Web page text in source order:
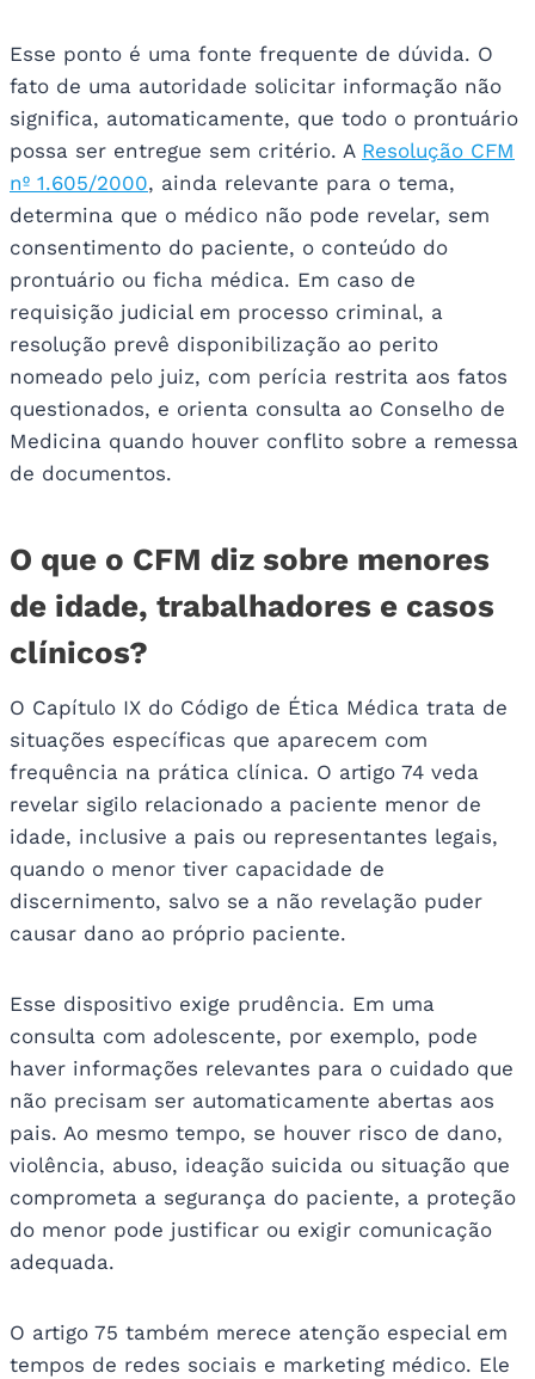
Esse ponto é uma fonte frequente de dúvida. O
fato de uma autoridade solicitar informação não
significa, automaticamente, que todo o prontuário
possa ser entregue sem critério. A Resolução CFM
nº 1.605/2000, ainda relevante para o tema,
determina que o médico não pode revelar, sem
consentimento do paciente, o conteúdo do
prontuário ou ficha médica. Em caso de
requisição judicial em processo criminal, a
resolução prevê disponibilização ao perito
nomeado pelo juiz, com perícia restrita aos fatos
questionados, e orienta consulta ao Conselho de
Medicina quando houver conflito sobre a remessa
de documentos.
O que o CFM diz sobre menores
de idade, trabalhadores e casos
clínicos?
O Capítulo IX do Código de Ética Médica trata de
situações específicas que aparecem com
frequência na prática clínica. O artigo 74 veda
revelar sigilo relacionado a paciente menor de
idade, inclusive a pais ou representantes legais,
quando o menor tiver capacidade de
discernimento, salvo se a não revelação puder
causar dano ao próprio paciente.
Esse dispositivo exige prudência. Em uma
consulta com adolescente, por exemplo, pode
haver informações relevantes para o cuidado que
não precisam ser automaticamente abertas aos
pais. Ao mesmo tempo, se houver risco de dano,
violência, abuso, ideação suicida ou situação que
comprometa a segurança do paciente, a proteção
do menor pode justificar ou exigir comunicação
adequada.
O artigo 75 também merece atenção especial em
tempos de redes sociais e marketing médico. Ele